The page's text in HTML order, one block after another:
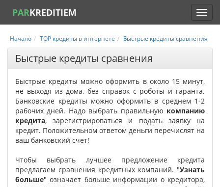
PARKREDITIEM
Начало TOP кредиты в интернете Быстрые кредиты сравнения
Быстрые кредиты сравнения
Быстрые кредиты можно оформить в около 15 минут,
не выходя из дома, без справок с роботы и гаранта.
Банковские кредиты можно оформить в среднем 1-2
рабочих дней. Надо выбрать правильную компанию
кредита, зарегистрироваться и подать заявку на
кредит. Положительном ответом деньги перечислят на
ваш банковский счет!
Чтобы выбрать лучшее предложение кредита
предлагаем сравнения кредитных компаний. "Узнать
больше" означает больше информации о кредитора,